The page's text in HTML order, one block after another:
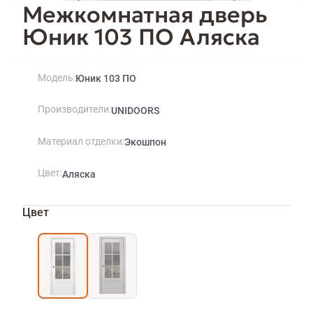
Межкомнатная дверь
Юник 103 ПО Аляска
Модель Юник 103 ПО
Производители UNIDOORS
Материал отделки Экошпон
ЦветАляска
Цвет